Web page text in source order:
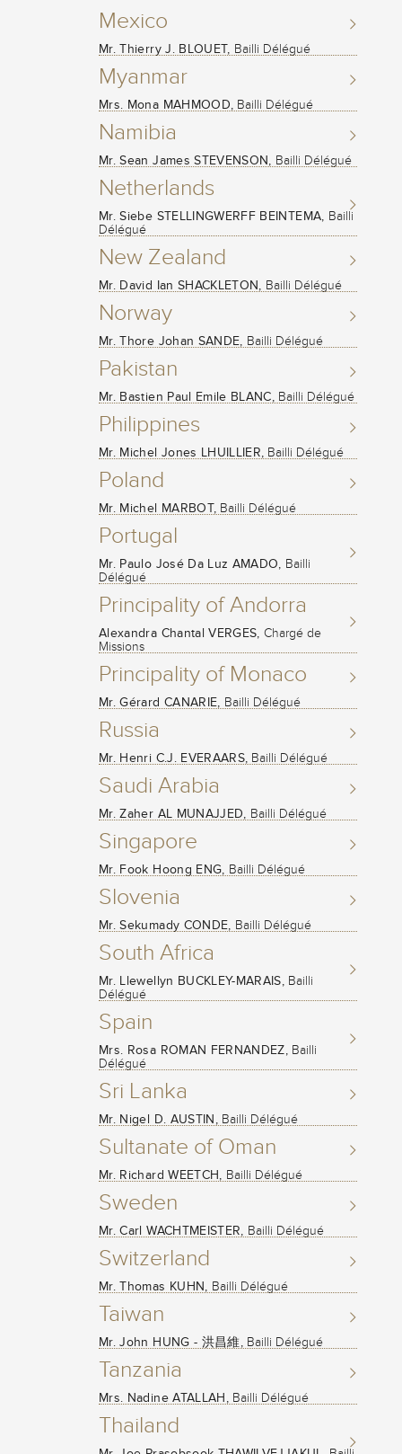
Mexico
Mr. Thierry J. BLOUET, Bailli Délégué
Myanmar
Mrs. Mona MAHMOOD, Bailli Délégué
Namibia
Mr. Sean James STEVENSON, Bailli Délégué
Netherlands
Mr. Siebe STELLINGWERFF BEINTEMA, Bailli
Délégué
New Zealand
Mr. David Ian SHACKLETON, Bailli Délégué
Norway
Mr. Thore Johan SANDE, Bailli Délégué
Pakistan
Mr. Bastien Paul Emile BLANC, Bailli Délégué
Philippines
Mr. Michel Jones LHUILLIER, Bailli Délégué
Poland
Mr. Michel MARBOT, Bailli Délégué
Portugal
Mr. Paulo José Da Luz AMADO, Bailli
Délégué
Principality of Andorra
Alexandra Chantal VERGES, Chargé de
Missions
Principality of Monaco
Mr. Gérard CANARIE, Bailli Délégué
Russia
Mr. Henri C.J. EVERAARS, Bailli Délégué
Saudi Arabia
Mr. Zaher AL MUNAJJED, Bailli Délégué
Singapore
Mr. Fook Hoong ENG, Bailli Délégué
Slovenia
Mr. Sekumady CONDE, Bailli Délégué
South Africa
Mr. Llewellyn BUCKLEY-MARAIS, Bailli
Délégué
Spain
Mrs. Rosa ROMAN FERNANDEZ, Bailli
Délégué
Sri Lanka
Mr. Nigel D. AUSTIN, Bailli Délégué
Sultanate of Oman
Mr. Richard WEETCH, Bailli Délégué
Sweden
Mr. Carl WACHTMEISTER, Bailli Délégué
Switzerland
Mr. Thomas KUHN, Bailli Délégué
Taiwan
Mr. John HUNG - 洪昌維, Bailli Délégué
Tanzania
Mrs. Nadine ATALLAH, Bailli Délégué
Thailand